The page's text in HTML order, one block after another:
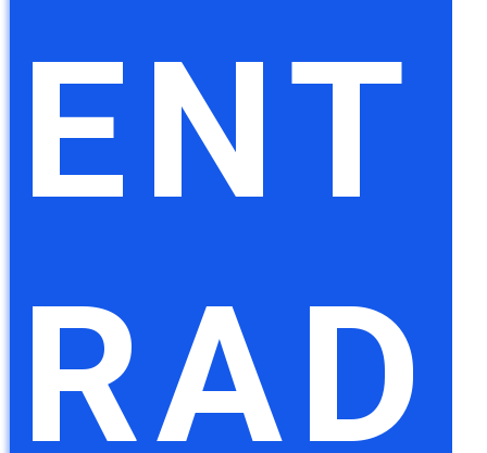
ENT
RAD